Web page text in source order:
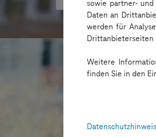
sowie partner-
Daten an
werden für
Drittanbieterseiten
Weitere
finden Sie in den
Datenschutzhinweis